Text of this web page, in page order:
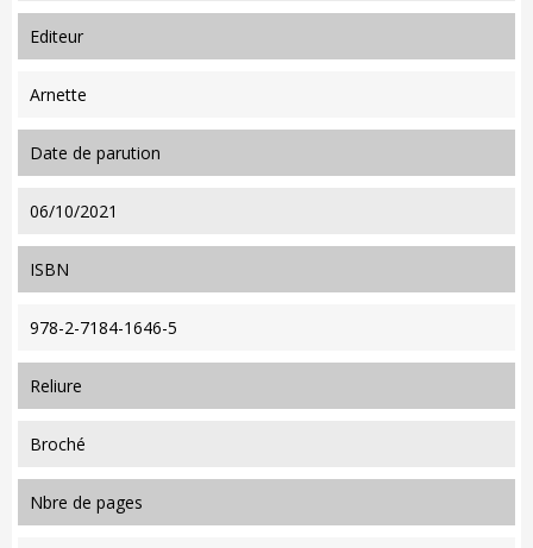
editeur
Arnette
date de parution
06/10/2021
ISBN
978-2-7184-1646-5
reliure
Broché
nbre de pages